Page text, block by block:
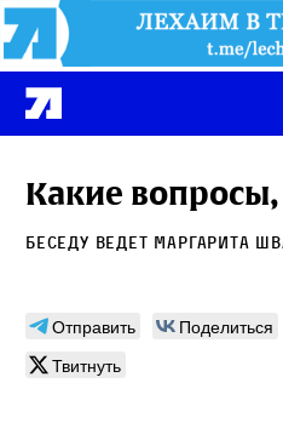
Какие
Беседу ведет Маргарита
Отправить Поделиться
Твитнуть